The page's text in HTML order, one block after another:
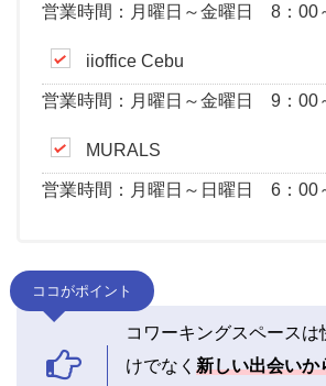
営業時間：月曜日～金曜日 8：00
iioffice Cebu
営業時間：月曜日～金曜日 9：00
MURALS
営業時間：月曜日～日曜日 6：00
ココがポイント
コワーキングスペース
けでなく 新しい出会いか